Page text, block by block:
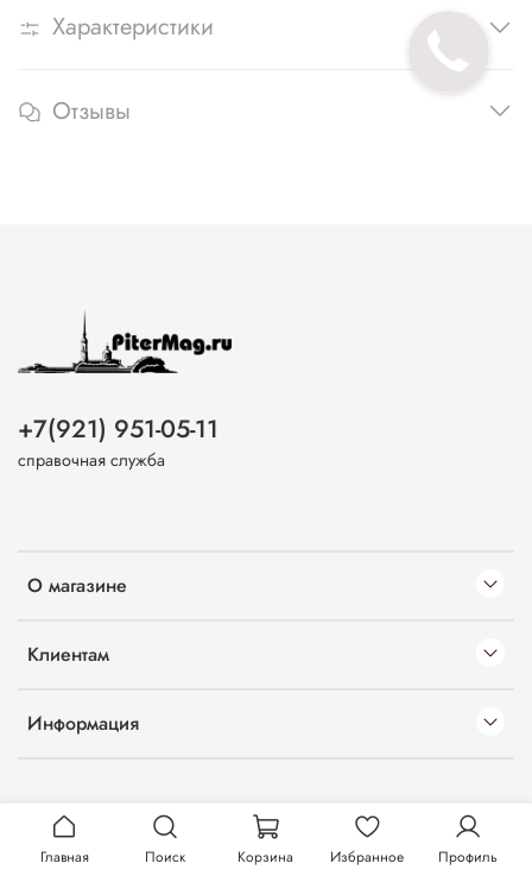
Характеристики
Отзывы
О магазине
Клиентам
Информация
+7(921) 951-05-11
справочная служба
Главная Поиск Корзина Избранное Профиль